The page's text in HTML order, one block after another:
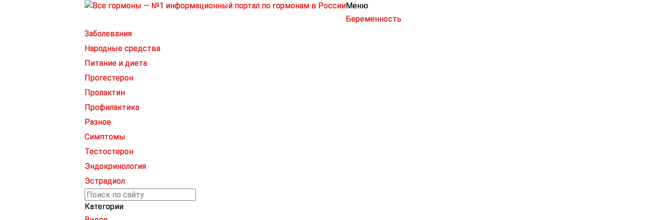
Меню
Беременность
Заболевания
Народные средства
Питание и диета
Прогестерон
Пролактин
Профилактика
Разное
Симптомы
Тестостерон
Эндокринология
Эстрадиол
Категории